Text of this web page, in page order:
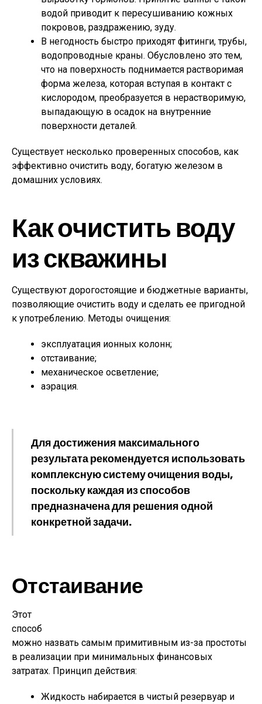
водой приводит к пересушиванию кожных
покровов, раздражению, зуду.
В негодность быстро приходят фитинги, трубы,
водопроводные краны. Обусловлено это тем,
что на поверхность поднимается растворимая
форма железа, которая вступая в контакт с
кислородом, преобразуется в нерастворимую,
выпадающую в осадок на внутренние
поверхности деталей.
Существует несколько проверенных способов, как
эффективно очистить воду, богатую железом в
домашних условиях.
Как очистить воду
из скважины
Существуют дорогостоящие и бюджетные варианты,
позволяющие очистить воду и сделать ее пригодной
к употреблению. Методы очищения:
эксплуатация ионных колонн;
отстаивание;
механическое осветление;
аэрация.
Для достижения максимального
результата рекомендуется использовать
комплексную систему очищения воды,
поскольку каждая из способов
предназначена для решения одной
конкретной задачи.
Отстаивание
Этот
способ
можно назвать самым примитивным из-за простоты
в реализации при минимальных финансовых
затратах. Принцип действия:
Жидкость набирается в чистый резервуар и